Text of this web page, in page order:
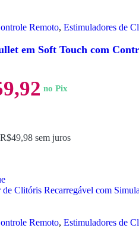
Remoto, Estimuladores de
em Soft Touch com
R$49,98 sem juros
no Pix
Remoto, Estimuladores de